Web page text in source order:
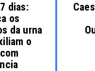
dias:
os
da urna
o